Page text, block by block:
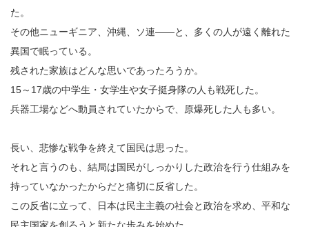
た。
その他ニューギニア、沖縄、ソ連――と、多くの人が遠く離れた
異国で眠っている。
残された家族はどんな思いであったろうか。
15～17歳の中学生・女学生や女子挺身隊の人も戦死した。
兵器工場などへ動員されていたからで、原爆死した人も多い。
長い、悲惨な戦争を終えて国民は思った。
それと言うのも、結局は国民がしっかりした政治を行う仕組みを
持っていなかったからだと痛切に反省した。
この反省に立って、日本は民主主義の社会と政治を求め、平和な